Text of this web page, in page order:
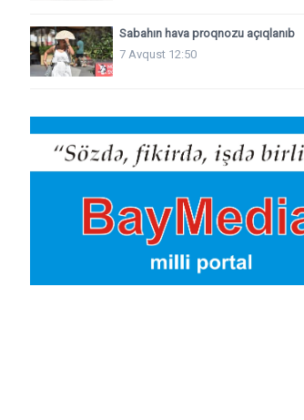
Sabahın hava proqnozu açıqlanıb
7 Avqust 12:50